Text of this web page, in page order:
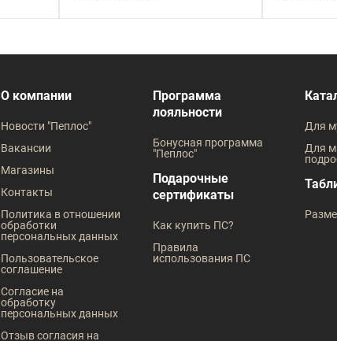
В корзину
Таблица размеров
В наличии
108
О компании
Новости "Пеплос"
Вакансии
Магазины
Контакты
Политика в отношении
обработки
персональных данных
Пользовательское
соглашение
Согласие на
обработку
персональных данных
Отзыв согласия на
Программа
лояльности
Бонусная программа
"Пеплос"
Подарочные
сертификаты
Как купить ПС?
Правила
использования ПС
Для
Для